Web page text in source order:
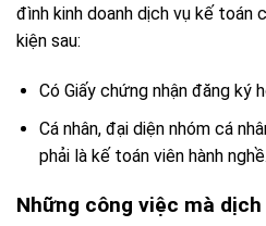
đình kinh doanh dịch vụ kế toán
kiện sau:
Có Giấy chứng nhận đăng ký
Cá nhân, đại diện nhóm cá
phải là kế toán viên hành nghề.
Những công việc mà